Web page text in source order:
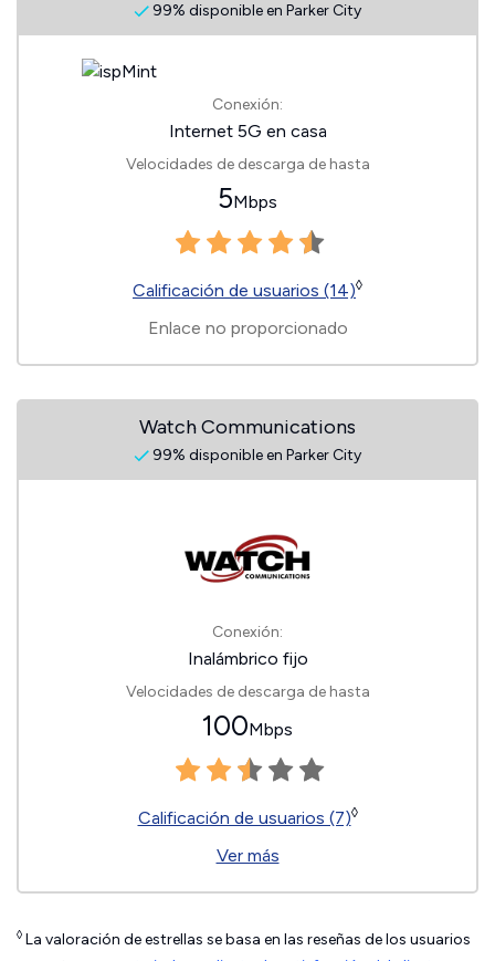
99% disponible en Parker City
Conexión:
Internet 5G en casa
Velocidades de descarga de hasta
5Mbps
Calificación de usuarios (14)◊
Enlace no proporcionado
Watch Communications
99% disponible en Parker City
Conexión:
Inalámbrico fijo
Velocidades de descarga de hasta
100Mbps
Calificación de usuarios (7)◊
Ver más
◊ La valoración de estrellas se basa en las reseñas de los usuarios